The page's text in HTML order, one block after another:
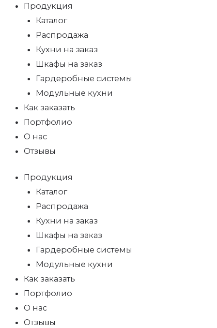
Продукция
Каталог
Распродажа
Кухни на заказ
Шкафы на заказ
Гардеробные системы
Модульные кухни
Как заказать
Портфолио
О нас
Отзывы
Продукция
Каталог
Распродажа
Кухни на заказ
Шкафы на заказ
Гардеробные системы
Модульные кухни
Как заказать
Портфолио
О нас
Отзывы